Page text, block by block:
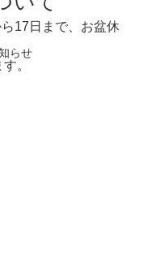
らせ
17日まで、お盆休
。